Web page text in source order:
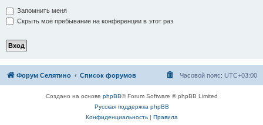
Запомнить меня
Скрыть моё пребывание на конференции в этот раз
Форум Селятино Список форумов Часовой пояс: UTC+03:00
Создано на основе phpBB® Forum Software © phpBB Limited
Русская поддержка phpBB
Конфиденциальность| Правила